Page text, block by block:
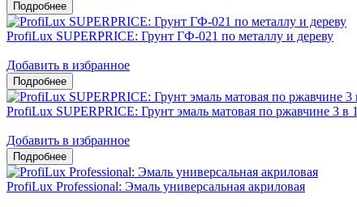
ProfiLux SUPERPRICE: Грунт ГФ-021 по металлу и дереву
Добавить в избранное
ProfiLux SUPERPRICE: Грунт эмаль матовая по ржавчине 3 в 1
Добавить в избранное
ProfiLux Professional: Эмаль универсальная акриловая